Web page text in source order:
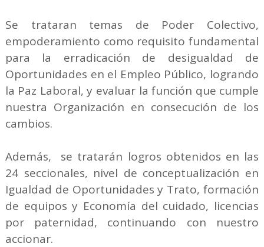
Se trataran temas de Poder Colectivo,
empoderamiento como requisito fundamental
para la erradicación de desigualdad de
Oportunidades en el Empleo Público, logrando
la Paz Laboral, y evaluar la función que cumple
nuestra Organización en consecución de los
cambios.
Además, se tratarán logros obtenidos en las
24 seccionales, nivel de conceptualización en
Igualdad de Oportunidades y Trato, formación
de equipos y Economía del cuidado, licencias
por paternidad, continuando con nuestro
accionar.